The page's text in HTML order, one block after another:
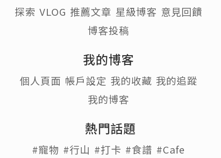
探索 VLOG 推薦文章 星級博客 意見回饋
博客投稿
我的博客
個人頁面 帳戶設定 我的收藏 我的追蹤
我的博客
熱門話題
#寵物 #行山 #打卡 #食譜 #Cafe